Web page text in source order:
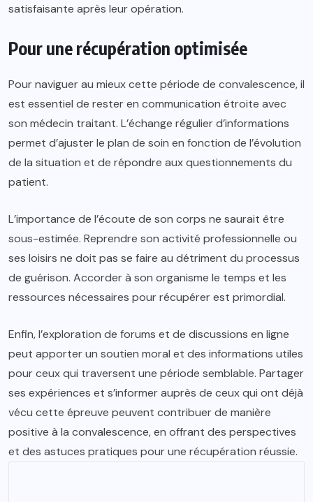
satisfaisante après leur opération.
Pour une récupération optimisée
Pour naviguer au mieux cette période de convalescence, il
est essentiel de rester en communication étroite avec
son médecin traitant. L’échange régulier d’informations
permet d’ajuster le plan de soin en fonction de l’évolution
de la situation et de répondre aux questionnements du
patient.
L’importance de l’écoute de son corps ne saurait être
sous-estimée. Reprendre son activité professionnelle ou
ses loisirs ne doit pas se faire au détriment du processus
de guérison. Accorder à son organisme le temps et les
ressources nécessaires pour récupérer est primordial.
Enfin, l’exploration de forums et de discussions en ligne
peut apporter un soutien moral et des informations utiles
pour ceux qui traversent une période semblable. Partager
ses expériences et s’informer auprès de ceux qui ont déjà
vécu cette épreuve peuvent contribuer de manière
positive à la convalescence, en offrant des perspectives
et des astuces pratiques pour une récupération réussie.